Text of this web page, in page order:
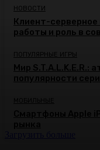
НОВОСТИ
Клиент-
работы и роль в
ПОПУЛЯРНЫЕ ИГРЫ
Мир S.T.A.L.K.E.R.:
популярности